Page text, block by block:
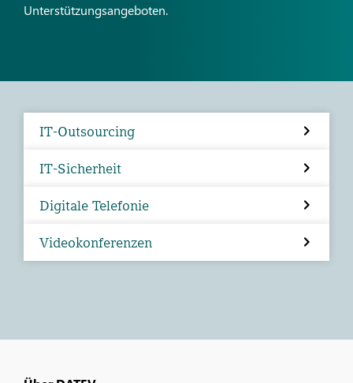
Unterstützungsangeboten.
IT-Outsourcing
IT-Sicherheit
Digitale Telefonie
Videokonferenzen